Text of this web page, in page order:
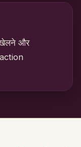
खेलने और